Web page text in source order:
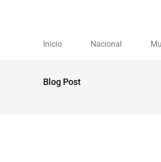
Inicio Nacional
Blog Post